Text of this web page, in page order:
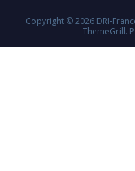
Copyright © 2026 DRI-
ThemeGrill.